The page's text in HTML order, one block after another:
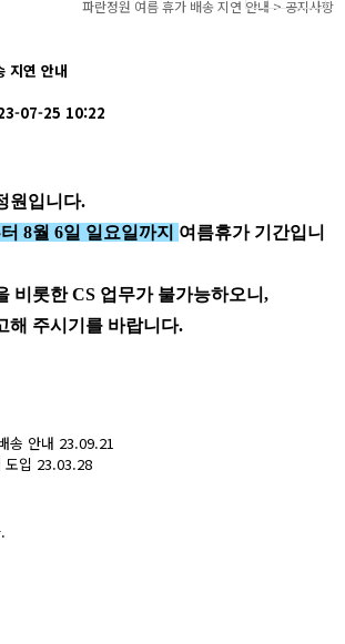
파란정원 여름 휴가 배송 지연 안내 > 공지사항
지연 안내
07-25 10:22
원입니다.
8월 6일 일요일까지 여름휴가 기간입니
비롯한 CS 업무가 불가능하오니,
해 주시기를 바랍니다.
송 안내 23.09.21
입 23.03.28